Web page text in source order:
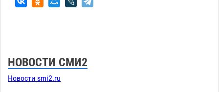
НОВОСТИ СМИ2
Новости smi2.ru